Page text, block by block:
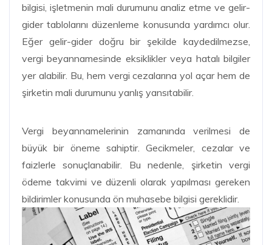
bilgisi, işletmenin mali durumunu analiz etme ve gelir-
gider tablolarını düzenleme konusunda yardımcı olur.
Eğer gelir-gider doğru bir şekilde kaydedilmezse,
vergi beyannamesinde eksiklikler veya hatalı bilgiler
yer alabilir. Bu, hem vergi cezalarına yol açar hem de
şirketin mali durumunu yanlış yansıtabilir.
Vergi beyannamelerinin zamanında verilmesi de
büyük bir öneme sahiptir. Gecikmeler, cezalar ve
faizlerle sonuçlanabilir. Bu nedenle, şirketin vergi
ödeme takvimi ve düzenli olarak yapılması gereken
bildirimler konusunda ön muhasebe bilgisi gereklidir.